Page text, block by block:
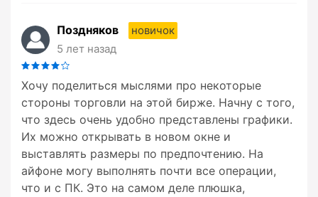
Поздняков
новичок
5 лет назад
Хочу поделиться мыслями про некоторые
стороны торговли на этой бирже. Начну с того,
что здесь очень удобно представлены графики.
Их можно открывать в новом окне и
выставлять размеры по предпочтению. На
айфоне могу выполнять почти все операции,
что и с ПК. Это на самом деле плюшка,